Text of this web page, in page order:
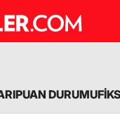
PUAN DURUMU